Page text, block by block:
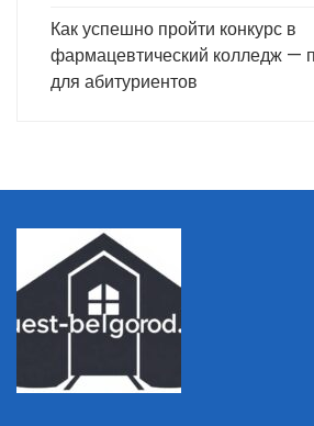
Как успешно пройти конкурс в
фармацевтический колледж —
для абитуриентов